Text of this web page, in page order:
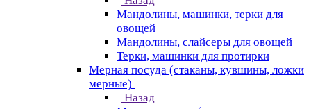
Мандолины, машинки, терки для
овощей
Мандолины, слайсеры для овощей
Терки, машинки для протирки
Мерная посуда (стаканы, кувшины, ложки
мерные)
Назад